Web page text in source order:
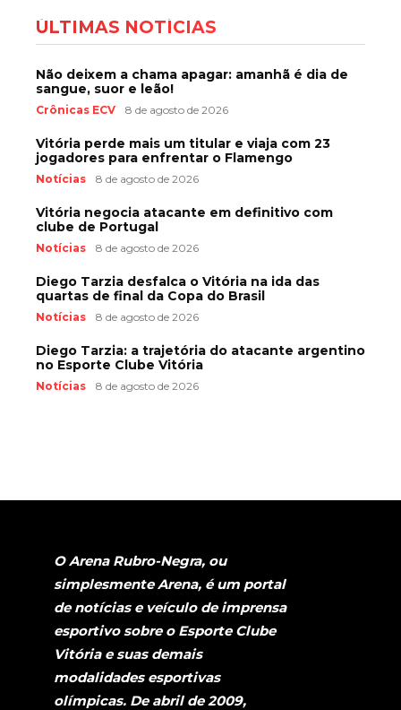
ÚLTIMAS NOTÍCIAS
Não deixem a chama apagar: amanhã é dia de
sangue, suor e leão!
Crônicas ECV 8 de agosto de 2026
Vitória perde mais um titular e viaja com 23
jogadores para enfrentar o Flamengo
Notícias 8 de agosto de 2026
Vitória negocia atacante em definitivo com
clube de Portugal
Notícias 8 de agosto de 2026
Diego Tarzia desfalca o Vitória na ida das
quartas de final da Copa do Brasil
Notícias 8 de agosto de 2026
Diego Tarzia: a trajetória do atacante argentino
no Esporte Clube Vitória
Notícias 8 de agosto de 2026
O Arena Rubro-Negra, ou
simplesmente Arena, é um portal
de notícias e veículo de imprensa
esportivo sobre o Esporte Clube
Vitória e suas demais
modalidades esportivas
olímpicas. De abril de 2009,